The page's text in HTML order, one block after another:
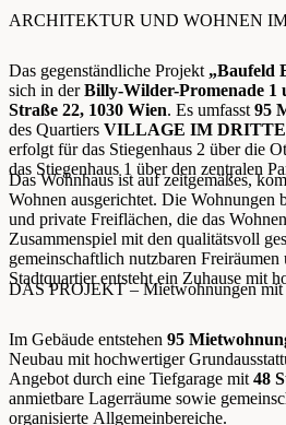
ARCHITEKTUR UND WOHNEN
Das gegenständliche Projekt „Baufeld
sich in derBilly-Wilder-Promenade 1
Straße 22, 1030 Wien. Es umfasst 95
des Quartiers VILLAGE IM
erfolgt für das Stiegenhaus 2 über die
das Stiegenhaus 1 über den zentralen
Das Wohnhaus ist auf zeitgemäßes,
Wohnen ausgerichtet. Die Wohnungen
und private Freiflächen, die das
Zusammenspiel mit den qualitätsvoll
gemeinschaftlich nutzbaren
Stadtquartier entsteht ein Zuhause mit
DAS PROJEKT – Mietwohnungen
Im Gebäude entstehen 95
Neubau mit hochwertiger
Angebot durch eine Tiefgarage mit 48
anmietbare Lagerräume sowie
organisierte Allgemeinbereiche.